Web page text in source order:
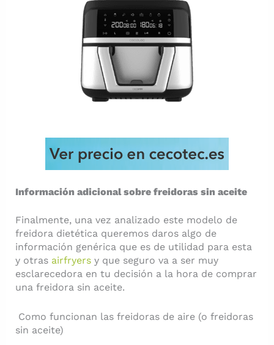
Información adicional sobre freidoras sin aceite
Finalmente, una vez analizado este modelo de
freidora dietética queremos daros algo de
información genérica que es de utilidad para esta
y otras airfryersy que seguro va a ser muy
esclarecedora en tu decisión a la hora de comprar
una freidora sin aceite.
Como funcionan las freidoras de aire (o freidoras
sin aceite)